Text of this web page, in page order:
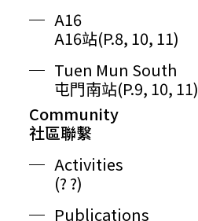
A16
A16站(P.8, 10, 11)
Tuen Mun South
屯門南站(P.9, 10, 11)
Community
社區聯繫
Activities
(? ?)
Publications